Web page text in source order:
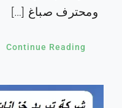
ومحترف صباغ […]
Continue Reading